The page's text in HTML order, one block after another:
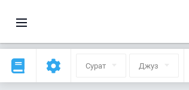
Сурат Джуз